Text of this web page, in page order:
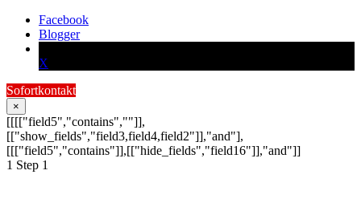
Facebook
Blogger
X
Sofortkontakt
×
[[[["field5","contains",""]],
[["show_fields","field3,field4,field2"]],"and"],
[[["field5","contains"]],[["hide_fields","field16"]],"and"]]
1 Step 1